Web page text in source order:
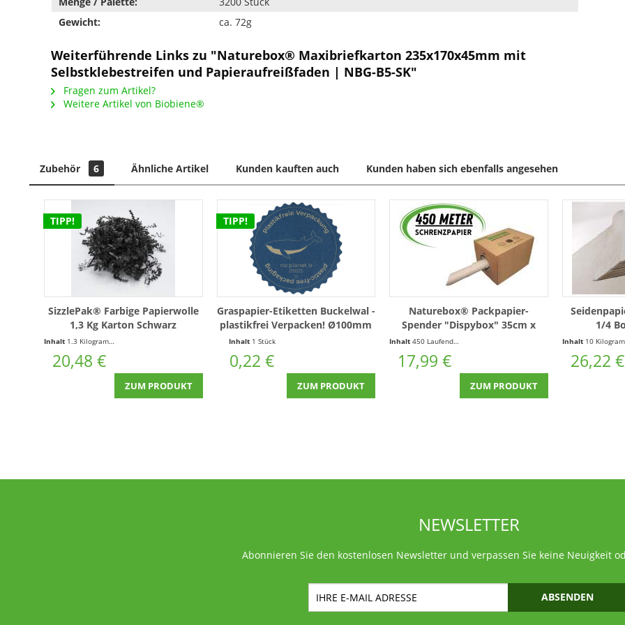
Gewicht:
ca. 72g
Weiterführende Links zu "Naturebox® Maxibriefkarton 235x170x45mm mit
Selbstklebestreifen und Papieraufreißfaden | NBG-B5-SK"
Fragen zum Artikel?
Weitere Artikel von Biobiene®
Zubehör 6 Ähnliche Artikel Kunden kauften auch Kunden haben sich ebenfalls angesehen
TIPP!
SizzlePak® Farbige Papierwolle
1,3 Kg Karton Schwarz
Inhalt 1.3 Kilogramm
20,48 €
ZUM PRODUKT
TIPP!
Graspapier-Etiketten Buckelwal -
plastikfrei Verpacken! Ø100mm
#no planet b - Weg vom
Plastikmüll ! 1 Stück
Inhalt 1 Stück
0,22 €
ZUM PRODUKT
Naturebox® Packpapier-
Spender "Dispybox" 35cm x
450m 70g/m² ohne Kern |
Dispenser Box
Inhalt450 Laufende(r) Meter (0,04 € * / 1 Laufende(r) Meter)
17,99 €
ZUM PRODUKT
1/4
Inhalt 10 Kilogramm
26,22 €
NEWSLETTER
Abonnieren Sie den kostenlosen Newsletter und verpassen Sie keine Neuigkeit
ABSENDEN